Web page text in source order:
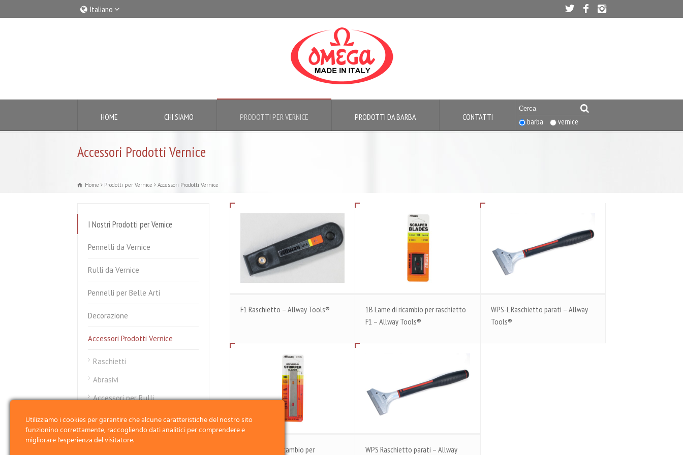
Italiano
HOME CHI SIAMO PRODOTTI PER VERNICE PRODOTTI DA BARBA CONTATTI barba vernice
Accessori Prodotti Vernice
Home Prodotti per Vernice Accessori Prodotti Vernice
F1 Raschietto – Allway Tools®
1B Lame di ricambio per raschietto
F1 – Allway Tools®
WPS-L Raschietto parati – Allway
Tools®
WSB Lame di ricambio per WPS Raschietto parati – Allway
I Nostri Prodotti per Vernice
Pennelli da Vernice
Rulli da Vernice
Pennelli per Belle Arti
Decorazione
Accessori Prodotti Vernice
Raschietti
Abrasivi
Accessori per Rulli
Spatole
Linea H2O per Vernici all’Acqua
Utilizziamo i cookies per garantire che alcune caratteristiche del nostro sito
funzionino correttamente, raccogliendo dati analitici per comprendere e
migliorare l'esperienza del visitatore.